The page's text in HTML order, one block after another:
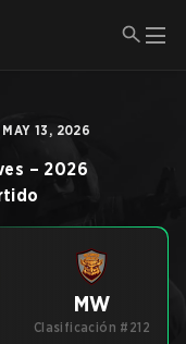
13, 2026
– 2026
MW
Clasificación #212